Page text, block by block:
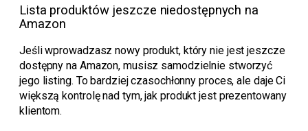
Lista produktów jeszcze niedostępnych na
Amazon
Jeśli wprowadzasz nowy produkt, który nie jest jeszcze
dostępny na Amazon, musisz samodzielnie stworzyć
jego listing. To bardziej czasochłonny proces, ale daje Ci
większą kontrolę nad tym, jak produkt jest prezentowany
klientom.